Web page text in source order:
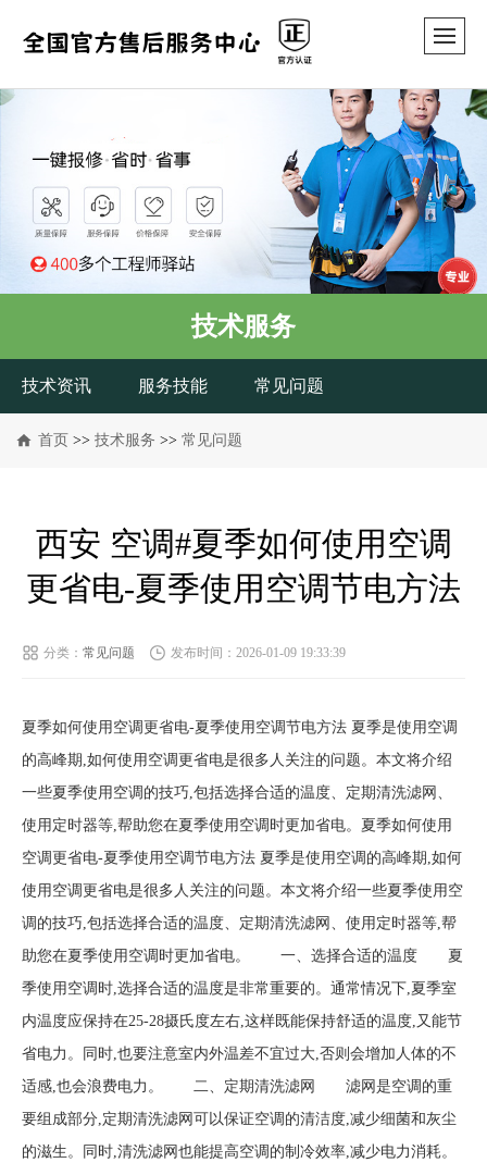
技术服务
技术资讯 服务技能 常见问题
首页 >> 技术服务 >> 常见问题
西安 空调#夏季如何使用空调
更省电-夏季使用空调节电方法
分类： 常见问题 发布时间：2026-01-09 19:33:39
夏季如何使用空调更省电-夏季使用空调节电方法 夏季是使用空调
的高峰期,如何使用空调更省电是很多人关注的问题。本文将介绍
一些夏季使用空调的技巧,包括选择合适的温度、定期清洗滤网、
使用定时器等,帮助您在夏季使用空调时更加省电。夏季如何使用
空调更省电-夏季使用空调节电方法 夏季是使用空调的高峰期,如何
使用空调更省电是很多人关注的问题。本文将介绍一些夏季使用空
调的技巧,包括选择合适的温度、定期清洗滤网、使用定时器等,帮
助您在夏季使用空调时更加省电。 一、选择合适的温度 夏
季使用空调时,选择合适的温度是非常重要的。通常情况下,夏季室
内温度应保持在25-28摄氏度左右,这样既能保持舒适的温度,又能节
省电力。同时,也要注意室内外温差不宜过大,否则会增加人体的不
适感,也会浪费电力。 二、定期清洗滤网 滤网是空调的重
要组成部分,定期清洗滤网可以保证空调的清洁度,减少细菌和灰尘
的滋生。同时,清洗滤网也能提高空调的制冷效率,减少电力消耗。